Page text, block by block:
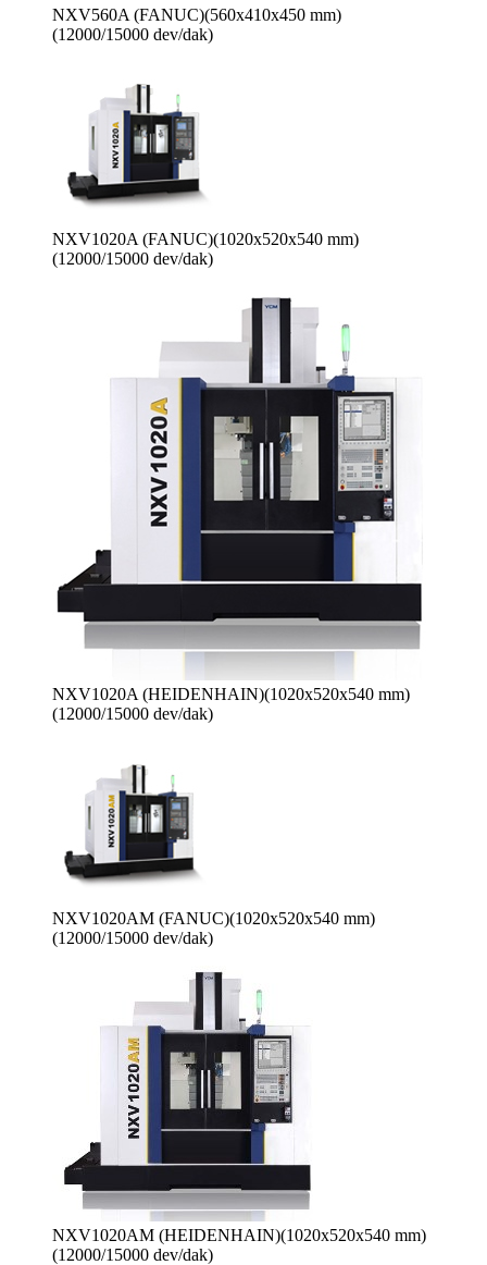
NXV560A (FANUC)(560x410x450 mm)
(12000/15000 dev/dak)
NXV1020A (FANUC)(1020x520x540 mm)
(12000/15000 dev/dak)
NXV1020A (HEIDENHAIN)(1020x520x540 mm)
(12000/15000 dev/dak)
NXV1020AM (FANUC)(1020x520x540 mm)
(12000/15000 dev/dak)
NXV1020AM (HEIDENHAIN)(1020x520x540 mm)
(12000/15000 dev/dak)